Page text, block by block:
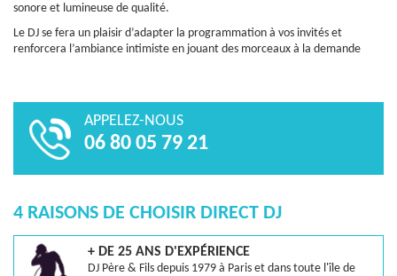
sonore et lumineuse de qualité.
Le DJ se fera un plaisir d’adapter la programmation à vos invités et
renforcera l’ambiance intimiste en jouant des morceaux à la demande
APPELEZ-NOUS
06 80 05 79 21
4 RAISONS DE CHOISIR DIRECT DJ
+ DE 25 ANS D'EXPÉRIENCE
DJ Père & Fils depuis 1979 à Paris et dans toute l'île de